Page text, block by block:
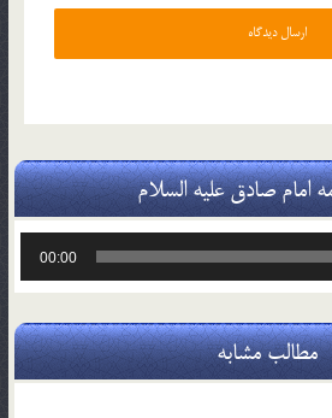
امام صادق علیه السلام
00:00
مطالب مشابه